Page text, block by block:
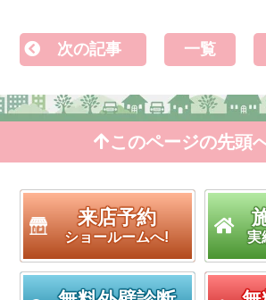
次の記事 一覧
このページの先頭
来店予約
ショールームへ! 実